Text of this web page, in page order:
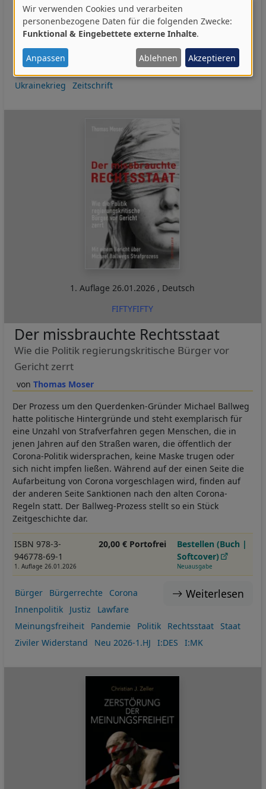
Herrschaft Irankrieg 2026 Krieg
Militarisierung
Polykrise (Metakrise)
Rundfunkbeitrag Sanktionen
Transformation
Überwachung
Überwachungskapitalismus
Überwachungsstaat
Ukrainekrieg
Zeitschrift
1. Auflage26.01.2026 , Deutsch
FIFTYFIFTY
Thomas Moser
Der missbrauchte Rechtsstaat
Wie die Politik regierungskritische Bürger vor
Gericht zerrt
Der Prozess um den Querdenken-Gründer Michael Ballweg
hatte politische Hintergründe und steht exemplarisch für
eine Unzahl von Strafverfahren gegen Menschen, die in
jenen Jahren auf den Straßen waren, die öffentlich der
Corona-Politik widersprachen, keine Maske trugen oder
sich nicht impfen ließen. Während auf der einen Seite die
Aufarbeitung von Corona vorgeschlagen wird, finden auf
der anderen Seite Sanktionen nach den alten Corona-
Regeln statt. Der Ballweg-Prozess stellt so ein Stück
Zeitgeschichte dar.
ISBN 978-3-
946778-69-1
1. Auflage 26.01.2026
20,00 € Portofrei
Bestellen (Buch |
Softcover)
Neuausgabe
Weiterlesen
Bürger Bürgerrechte
Corona
Innenpolitik
Justiz
Lawfare
Meinungsfreiheit
Pandemie Politik Rechtsstaat
Staat
Ziviler Widerstand
Neu 2026-1.HJ I:DES I:MK
Verwendung
von
personenbezogenen
Daten
und
Wir verwenden Cookies und verarbeiten
personenbezogene Daten für die folgenden Zwecke:
Funktional & Eingebettete externe Inhalte.
Anpassen Ablehnen Akzeptieren